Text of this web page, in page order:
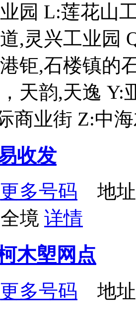
园 L:莲花山
,灵兴工业园
钜,石楼镇的
天韵,天逸 Y:
商业街 Z:中
收发
更多号码 地址
境 详情
木塱网点
更多号码 地址